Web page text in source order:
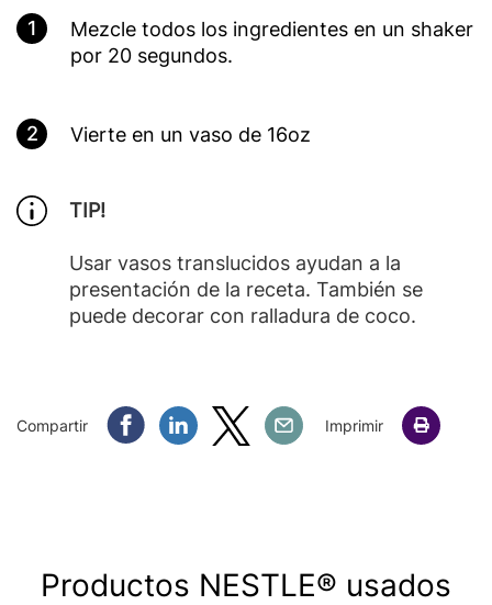
1
Mezcle todos los ingredientes en un shaker
por 20 segundos.
2 Vierte en un vaso de 16oz
TIP!
Usar vasos translucidos ayudan a la
presentación de la receta. También se
puede decorar con ralladura de coco.
Compartir Compartir Facebook
Compartir Linkedin
Compartir Twitter
Compartir Email
Imprimir
Productos NESTLE® usados